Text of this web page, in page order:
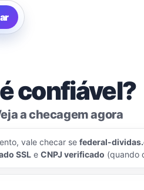
confiável?
a checagem agora
vale checar se federal-
SSL e CNPJ verificado (quando